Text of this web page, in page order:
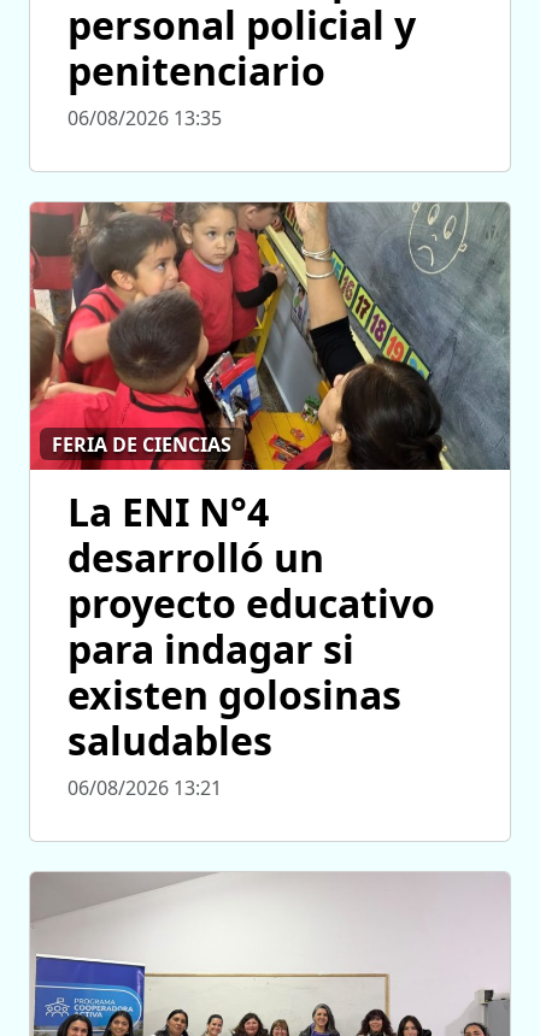
personal policial y
penitenciario
06/08/2026 13:35
FERIA DE CIENCIAS
La ENI N°4
desarrolló un
proyecto educativo
para indagar si
existen golosinas
saludables
06/08/2026 13:21